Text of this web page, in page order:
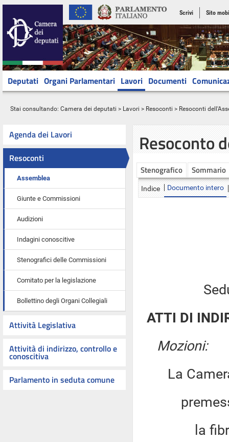
Scrivi Sito
Deputati Organi Parlamentari Lavori Documenti
Stai consultando: Camera dei deputati > Lavori > Resoconti > Resoconti
Agenda dei Lavori
Resoconti
Assemblea
Giunte e Commissioni
Audizioni
Indagini conoscitive
Stenografici delle Commissioni
Comitato per la legislazione
Bollettino degli Organi Collegiali
Attività Legislativa
Attività di indirizzo, controllo e
conoscitiva
Parlamento in seduta comune
Resoconto
Stenografico Sommario
Indice Documento intero
ATTI DI
Mozioni:
La
la fibrosi